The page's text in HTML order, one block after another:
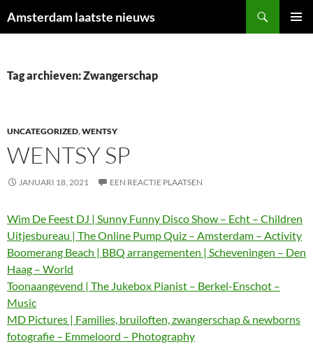
naar
Amsterdam laatste nieuws
Tag archieven: Zwangerschap
UNCATEGORIZED,WENTSY
WENTSY SP
JANUARI 18, 2021 EEN REACTIE PLAATSEN
Wim De Feest DJ | Sunny Funny Disco Show – Echt – Children
Uitjesbureau | The Online Pump Quiz – Amsterdam – Activity
Boomerang Beach | BBQ arrangementen | Scheveningen – Den
Haag – World
Toonaangevend | The Jukebox Pianist – Berkel-Enschot –
Music
MD Pictures | Families, bruiloften, zwangerschap & newborns
fotografie – Emmeloord – Photography